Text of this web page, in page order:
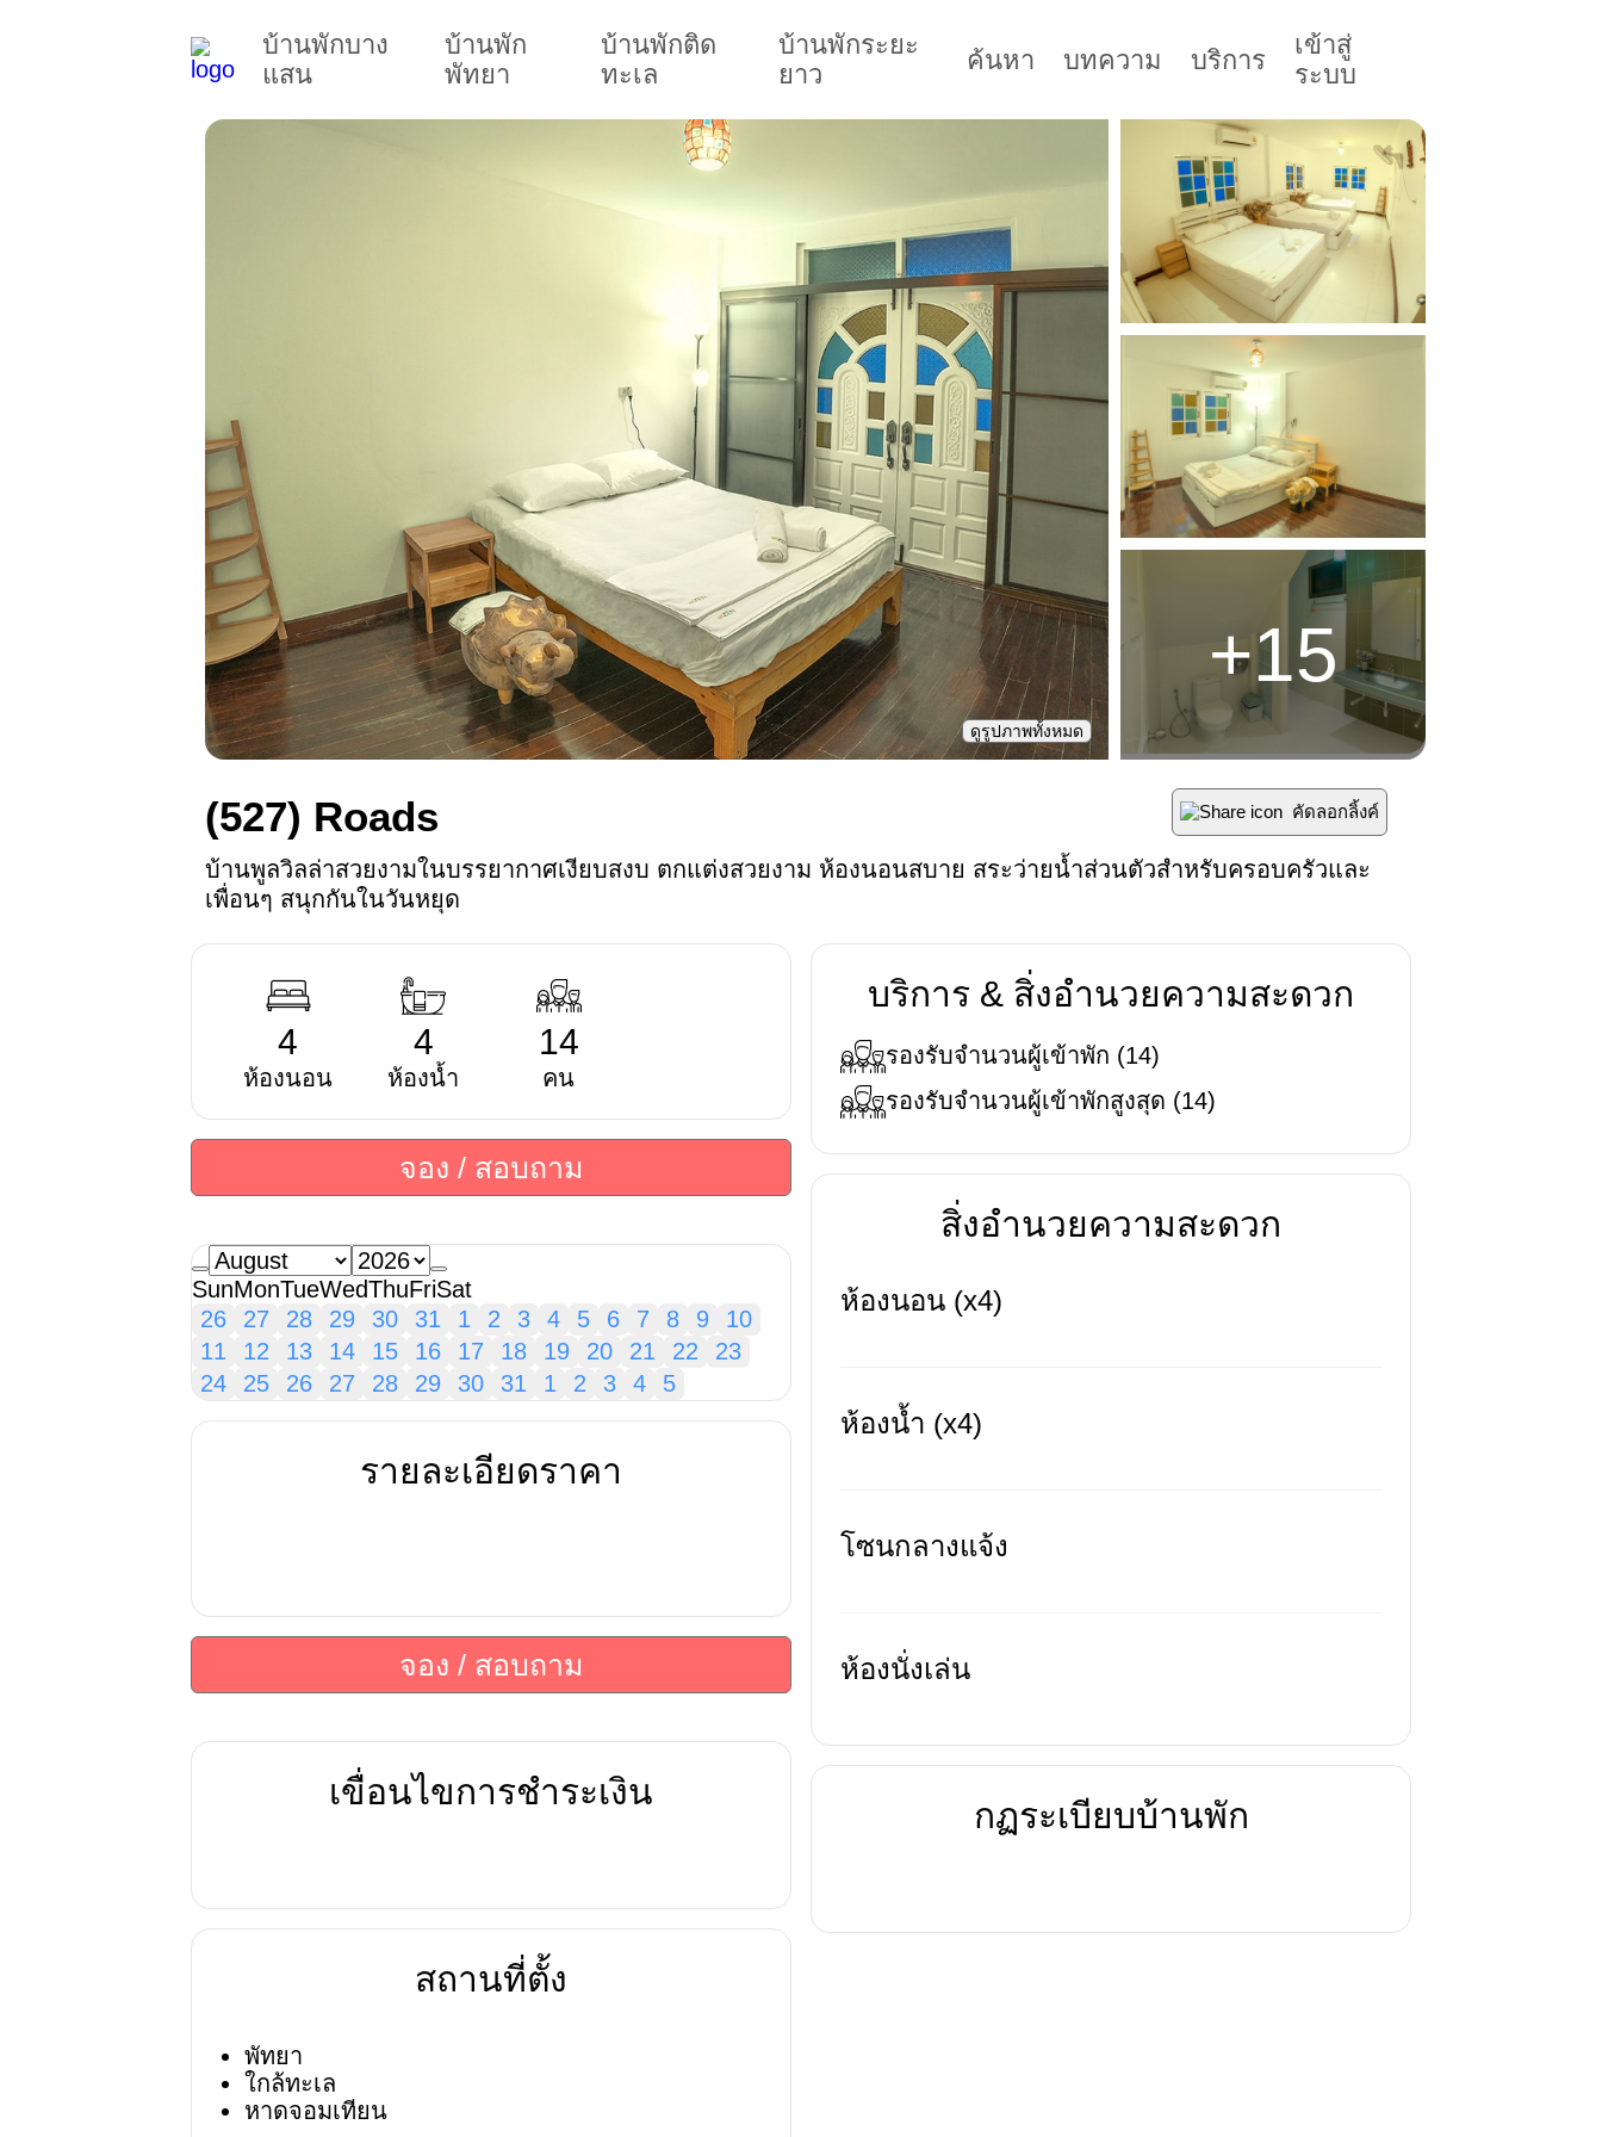
บ้านพักบาง
แสน
บ้านพัก
พัทยา
บ้านพักติด
ทะเล
บ้านพักระยะ
ยาว
ค้นหา บทความ บริการ
เข้าสู่
ระบบ
ดูรูปภาพทั้งหมด
+15
(527) Roads คัดลอกลิ้งค์
บ้านพูลวิลล่าสวยงามในบรรยากาศเงียบสงบ ตกแต่งสวยงาม ห้องนอนสบาย สระว่ายน้ำส่วนตัวสำหรับครอบครัวและ
เพื่อนๆ สนุกกันในวันหยุด
4
ห้องนอน
4
ห้องน้ำ
14
คน
จอง / สอบถาม
SunMonTueWedThuFriSat
26
27 28 29 30 31 1 2 3 4 5 6 7 8 9
10
11
12 13 14 15 16 17 18 19 20 21 22
23
24
25 26 27 28 29 30 31 1 2 3 4 5
รายละเอียดราคา
จอง / สอบถาม
เขื่อนไขการชำระเงิน
สถานที่ตั้ง
พัทยา
ใกล้ทะเล
หาดจอมเทียน
บริการ & สิ่งอำนวยความสะดวก
รองรับจำนวนผู้เข้าพัก (14)
รองรับจำนวนผู้เข้าพักสูงสุด (14)
สิ่งอำนวยความสะดวก
ห้องนอน (x4)
ห้องน้ำ (x4)
โซนกลางแจ้ง
ห้องนั่งเล่น
กฏระเบียบบ้านพัก